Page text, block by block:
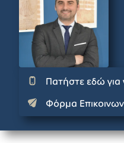
Πατήστε εδώ
Φόρμα